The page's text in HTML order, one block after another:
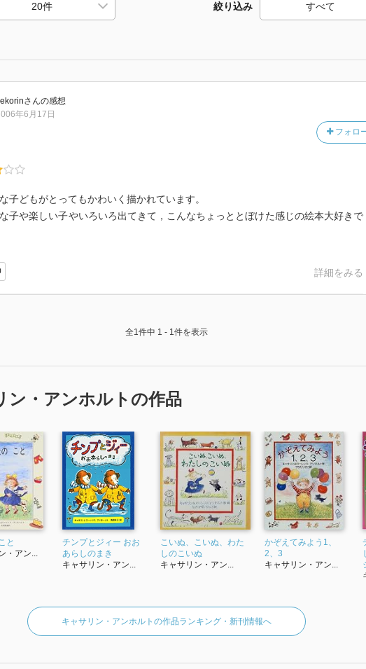
絞り込み
さんの感想
フォロ
年6月17日
子どもがとってもかわいく描かれています。
子や楽しい子やいろいろ出てきて，こんなちょっととぼけた感じの絵本大好きで
詳細をみる
全1件中 1 - 1件を表示
ン・アンホルトの作品
と
・アン...
チンプとジィー おお
あらしのまき
キャサリン・アン...
こいぬ、こいぬ、わた
しのこいぬ
キャサリン・アン...
かぞえてみよう1、
2、3
キャサリン・アン...
キャサリン・アンホルトの作品ランキング・新刊情報へ